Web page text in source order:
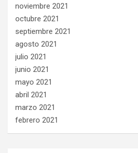
noviembre 2021
octubre 2021
septiembre 2021
agosto 2021
julio 2021
junio 2021
mayo 2021
abril 2021
marzo 2021
febrero 2021